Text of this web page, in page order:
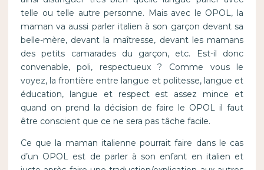
telle ou telle autre personne. Mais avec le OPOL, la
maman va aussi parler italien à son garçon devant sa
belle-mère, devant la maîtresse, devant les mamans
des petits camarades du garçon, etc. Est-il donc
convenable, poli, respectueux ? Comme vous le
voyez, la frontière entre langue et politesse, langue et
éducation, langue et respect est assez mince et
quand on prend la décision de faire le OPOL il faut
être conscient que ce ne sera pas tâche facile.
Ce que la maman italienne pourrait faire dans le cas
d’un OPOL est de parler à son enfant en italien et